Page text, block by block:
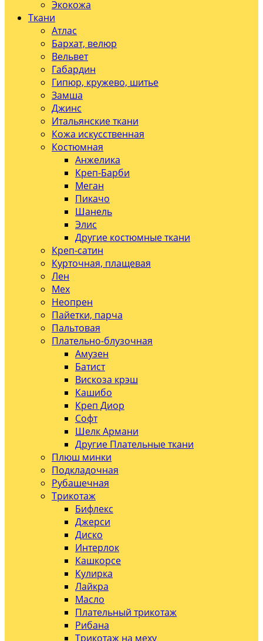
Экокожа
Ткани
Атлас
Бархат, велюр
Вельвет
Габардин
Гипюр, кружево, шитье
Замша
Джинс
Итальянские ткани
Кожа искусственная
Костюмная
Анжелика
Креп-Барби
Меган
Пикачо
Шанель
Элис
Другие костюмные ткани
Креп-сатин
Курточная, плащевая
Лен
Мех
Неопрен
Пайетки, парча
Пальтовая
Плательно-блузочная
Амузен
Батист
Вискоза крэш
Кашибо
Креп Диор
Софт
Шелк Армани
Другие Плательные ткани
Плюш минки
Подкладочная
Рубашечная
Трикотаж
Бифлекс
Джерси
Диско
Интерлок
Кашкорсе
Кулирка
Лайкра
Масло
Плательный трикотаж
Рибана
Трикотаж на меху